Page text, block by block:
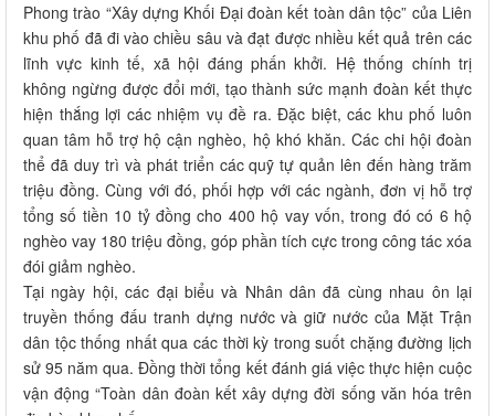
Phong trào “Xây dựng Khối Đại đoàn kết toàn dân tộc” của Liên
khu phố đã đi vào chiều sâu và đạt được nhiều kết quả trên các
lĩnh vực kinh tế, xã hội đáng phấn khởi. Hệ thống chính trị
không ngừng được đổi mới, tạo thành sức mạnh đoàn kết thực
hiện thắng lợi các nhiệm vụ đề ra. Đặc biệt, các khu phố luôn
quan tâm hỗ trợ hộ cận nghèo, hộ khó khăn. Các chi hội đoàn
thể đã duy trì và phát triển các quỹ tự quản lên đến hàng trăm
triệu đồng. Cùng với đó, phối hợp với các ngành, đơn vị hỗ trợ
tổng số tiền 10 tỷ đồng cho 400 hộ vay vốn, trong đó có 6 hộ
nghèo vay 180 triệu đồng, góp phần tích cực trong công tác xóa
đói giảm nghèo.
Tại ngày hội, các đại biểu và Nhân dân đã cùng nhau ôn lại
truyền thống đấu tranh dựng nước và giữ nước của Mặt Trận
dân tộc thống nhất qua các thời kỳ trong suốt chặng đường lịch
sử 95 năm qua. Đồng thời tổng kết đánh giá việc thực hiện cuộc
vận động “Toàn dân đoàn kết xây dựng đời sống văn hóa trên